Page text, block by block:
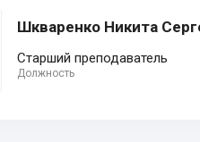
Шкваренко Никита
Старший преподаватель
Должность